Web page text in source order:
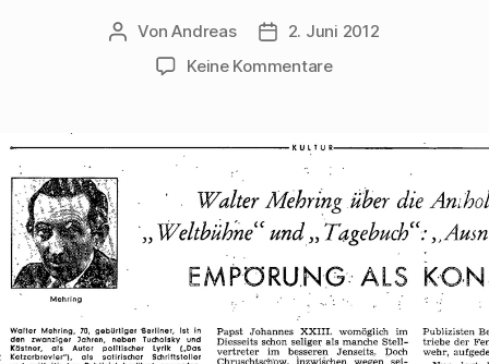
Beitragsautor
VonAndreas Beitragsdatum
2. Juni 2012
Keine Kommentarezu
Spiegel
eine
Anthologie
Weltbühne
und
zum
Tagebuch